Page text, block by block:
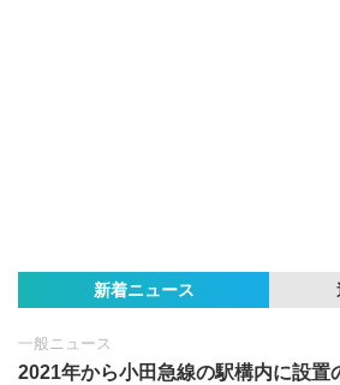
新着ニュース
一般ニュース
2021年から小田急線の駅構内に設